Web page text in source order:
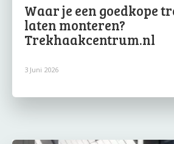
Waar je een goedkope
laten monteren?
Trekhaakcentrum.nl
3 Juni 2026